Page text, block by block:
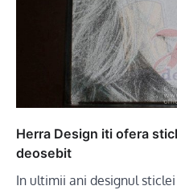
Herra Design iti ofera
deosebit
In ultimii ani designul